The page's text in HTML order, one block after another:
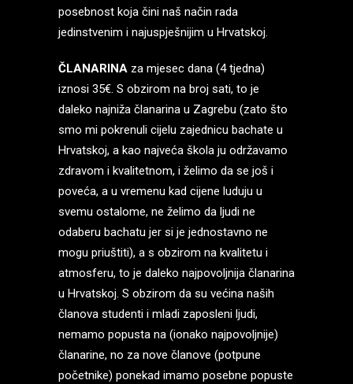
posebnost koja čini naš način rada
jedinstvenim i najuspješnijim u Hrvatskoj.
ČLANARINA za mjesec dana (4 tjedna)
iznosi 35€. S obzirom na broj sati, to je
daleko najniža članarina u Zagrebu (zato što
smo mi pokrenuli cijelu zajednicu bachate u
Hrvatskoj, a kao najveća škola ju održavamo
zdravom i kvalitetnom, i želimo da se još i
poveća, a u vremenu kad cijene luduju u
svemu ostalome, ne želimo da ljudi ne
odaberu bachatu jer si je jednostavno ne
mogu priuštiti), a s obzirom na kvalitetu i
atmosferu, to je daleko najpovoljnija članarina
u Hrvatskoj. S obzirom da su većina naših
članova studenti i mladi zaposleni ljudi,
nemamo popusta na (ionako najpovoljnije)
članarine, no za nove članove (potpune
početnike) ponekad imamo posebne popuste